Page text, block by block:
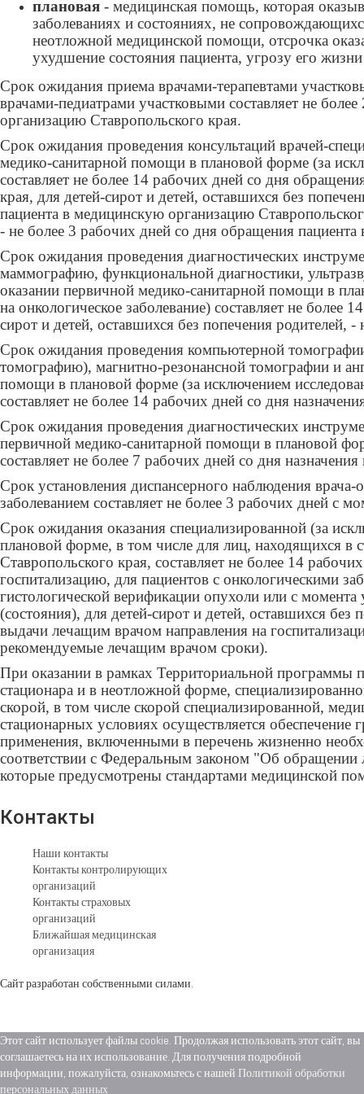
плановая - медицинская помощь, которая
заболеваниях и состояниях, не
неотложной медицинской помощи, отсрочка
ухудшение состояния пациента, угрозу его
Срок ожидания приема врачами-терапевтами
врачами-педиатрами участковыми составляет не
организацию Ставропольского края.
Срок ожидания проведения консультаций врачей-
медико-санитарной помощи в плановой форме (за
составляет не более 14 рабочих дней со дня
края, для детей-сирот и детей, оставшихся без
пациента в медицинскую организацию
- не более 3 рабочих дней со дня обращения
Срок ожидания проведения диагностических
маммографию, функциональной диагностики,
оказании первичной медико-санитарной помощи в
на онкологическое заболевание) составляет не более
сирот и детей, оставшихся без попечения родителей,
Срок ожидания проведения компьютерной
томографию), магнитно-резонансной томографии и
помощи в плановой форме (за исключением
составляет не более 14 рабочих дней со дня
Срок ожидания проведения диагностических
первичной медико-санитарной помощи в плановой
составляет не более 7 рабочих дней со дня назначения
Срок установления диспансерного наблюдения
заболеванием составляет не более 3 рабочих дней с
Срок ожидания оказания специализированной (за
плановой форме, в том числе для лиц, находящихся в
Ставропольского края, составляет не более 14
госпитализацию, для пациентов с онкологическими
гистологической верификации опухоли или с момента
(состояния), для детей-сирот и детей, оставшихся
выдачи лечащим врачом направления на
рекомендуемые лечащим врачом сроки).
При оказании в рамках Территориальной программы
стационара и в неотложной форме,
скорой, в том числе скорой специализированной,
стационарных условиях осуществляется
применения, включенными в перечень жизненно
соответствии с Федеральным законом "Об
которые предусмотрены стандартами медицинской
Контакты
Наши контакты
Контакты контролирующих
организаций
Контакты страховых
организаций
Ближайшая медицинская
организация
Сайт разработан собственными силами.
Этот сайт использует файлы cookie. Продолжая использовать этот сайт, вы
соглашаетесь на их использование. Для получения подробной
информации, пожалуйста, ознакомьтесь с нашей Политикой обработки
персональных данных